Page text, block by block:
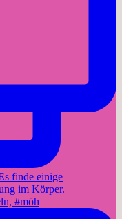
#möh